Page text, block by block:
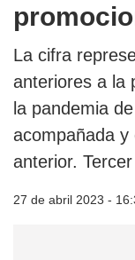
La cifra
anteriores a la
la pandemia
acompañada y
anterior.
27 de abril 2023 -